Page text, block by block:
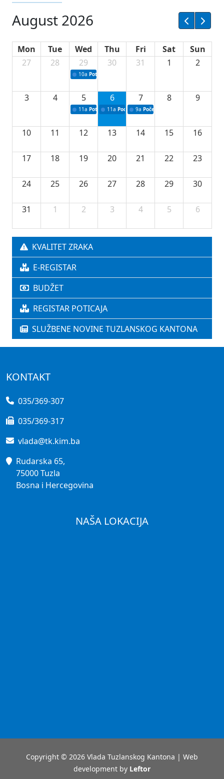
August 2026
Mon Tue Wed Thu Fri Sat
Sun
27
28 29
10a Potpisivanje ugovora sa neprofitnim
30 31 1 2
3 4 5
11a Potpisivanje ugovora o stipendijama za
6
11a Podrška razvoju vodne infrastrukture u
7
9a Početak izgradnje nove
8 9
10 11 12 13 14 15 16
17 18 19 20 21 22 23
24 25 26 27 28 29 30
31 1 2 3 4 5 6
KVALITET ZRAKA
E-REGISTAR
BUDŽET
REGISTAR POTICAJA
SLUŽBENE NOVINE TUZLANSKOG KANTONA
KONTAKT
035/369-307
035/369-317
vlada@tk.kim.ba
Rudarska 65,
75000 Tuzla
Bosna i Hercegovina
NAŠA LOKACIJA
Copyright © 2026 Vlada Tuzlanskog Kantona | Web
development by Leftor